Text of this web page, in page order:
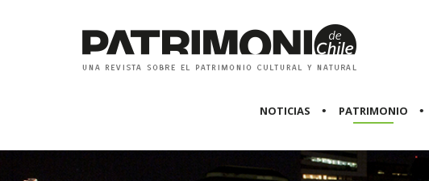
NOTICIAS PATRIMONIO